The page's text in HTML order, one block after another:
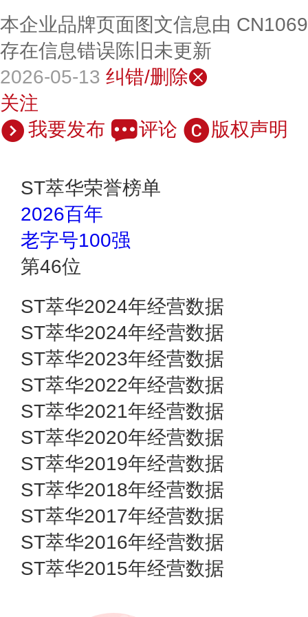
本企业品牌页面图文信息由
存在信息错误陈旧未更新
2026-05-13 纠错/删除
关注
我要发布
评论 版权声明
ST萃华荣誉榜单
2026百年
老字号100强
第46位
ST萃华2024年经营数据
ST萃华2024年经营数据
ST萃华2023年经营数据
ST萃华2022年经营数据
ST萃华2021年经营数据
ST萃华2020年经营数据
ST萃华2019年经营数据
ST萃华2018年经营数据
ST萃华2017年经营数据
ST萃华2016年经营数据
ST萃华2015年经营数据